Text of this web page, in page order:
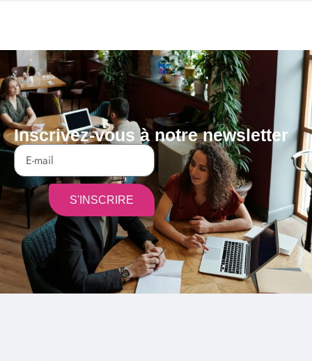
Inscrivez-vous à notre newsletter
S'INSCRIRE
Alternative: